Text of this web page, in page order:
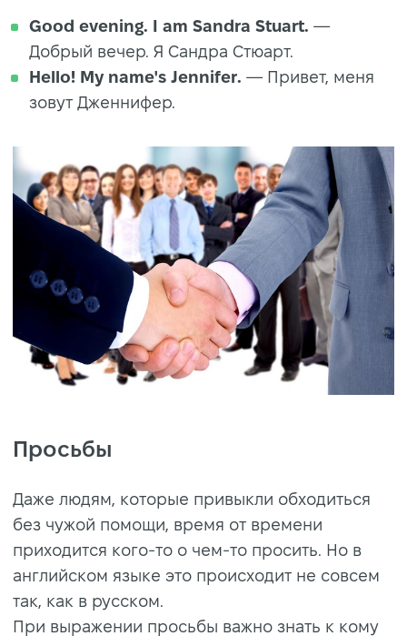
Good evening. I am Sandra Stuart. —
Добрый вечер. Я Сандра Стюарт.
Hello! My name's Jennifer. — Привет, меня
зовут Дженнифер.
Просьбы
Даже людям, которые привыкли обходиться
без чужой помощи, время от времени
приходится кого-то о чем-то просить. Но в
английском языке это происходит не совсем
так, как в русском.
При выражении просьбы важно знать к кому